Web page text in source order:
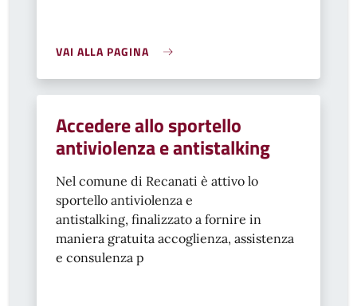
VAI ALLA PAGINA
Accedere allo sportello
antiviolenza e antistalking
Nel comune di Recanati è attivo lo
sportello antiviolenza e
antistalking, finalizzato a fornire in
maniera gratuita accoglienza, assistenza
e consulenza p